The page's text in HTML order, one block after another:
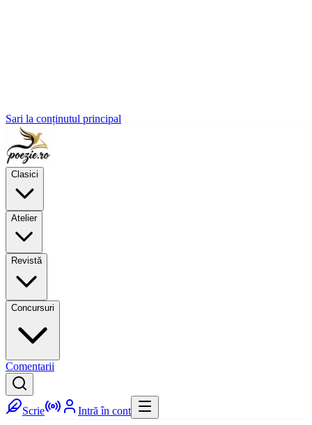
Sari la conținutul principal
Clasici
Atelier
Revistă
Concursuri
Comentarii
Scrie Intră în cont